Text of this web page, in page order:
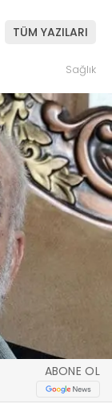
TÜM YAZILARI
Sağlık
ABONE OL